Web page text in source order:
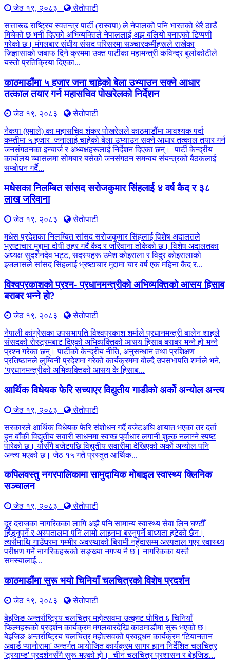
जेठ १९, २०८३
सेतोपाटी
सत्तारूढ राष्ट्रिय स्वतन्त्र पार्टी (रास्वपा) ले नेपालको पनि भारतको धेरै ठाउँ
मिचेको छ भनी दिएको अभिव्यक्तिले नेपाललाई अझ बलियो बनाएको टिप्पणी
गरेको छ। मंगलबार संघीय संसद परिसरमा सञ्चारकर्मीहरूले राखेका
जिज्ञासाको जबाफ दिने क्रममा उक्त पार्टीका महामन्त्री कविन्द्र बुर्लाकोटीले
यस्तो प्रतिक्रिया दिएका...
काठमाडौंमा ५ हजार जना चाहेको बेला उभ्याउन सक्ने आधार
तत्काल तयार गर्न महासचिव पोखरेलको निर्देशन
जेठ १९, २०८३
सेतोपाटी
नेकपा (एमाले) का महासचिव शंकर पोखरेलले काठमाडौंमा आवश्यक पर्दा
कम्तीमा ५ हजार जनालाई चाहेको बेला उभ्याउन सक्ने आधार तत्काल तयार गर्न
जनसंगठनका इन्चार्ज र अध्यक्षहरूलाई निर्देशन दिएका छन्। पार्टी केन्द्रीय
कार्यालय च्यासलमा सोमबार बसेको जनसंगठन समन्वय संयन्त्रको बैठकलाई
सम्बोधन गर्दै...
मधेसका निलम्बित सांसद सरोजकुमार सिंहलाई ४ वर्ष कैद र ३८
लाख जरिवाना
जेठ १९, २०८३
सेतोपाटी
मधेस प्रदेशका निलम्बित सांसद सरोजकुमार सिंहलाई विशेष अदालतले
भ्रष्टाचार मुद्दामा दोषी ठहर गर्दै कैद र जरिवाना तोकेको छ। विशेष अदालतका
अध्यक्ष सुदर्शनदेव भट्ट, सदस्यहरू उमेश कोइराला र विदुर कोइरालाको
इजलासले सांसद सिंहलाई भ्रष्टाचार मुद्दामा चार वर्ष एक महिना कैद र...
विश्वप्रकाशको प्रश्न- प्रधानमन्त्रीको अभिव्यक्तिको आसय हिसाब
बराबर भन्ने हो?
जेठ १९, २०८३
सेतोपाटी
नेपाली कांग्रेसका उपसभापति विश्वप्रकाश शर्माले प्रधानमन्त्री बालेन शाहले
संसदको रोस्ट्रमबाट दिएको अभिव्यक्तिको आसय हिसाब बराबर भन्ने हो भन्ने
प्रश्न गरेका छन्। पार्टीको केन्द्रीय नीति, अनुसन्धान तथा प्रशिक्षण
प्रतिष्ठानले लुम्बिनी प्रदेशमा गरेको कार्यक्रममा बोल्दै उपसभापति शर्माले भने,
‘प्रधानमन्त्रीको अभिव्यक्तिको आसय के हिसाब...
आर्थिक विधेयक फेरि सच्याएर विद्युतीय गाडीको अर्को अन्योल अन्त्य
जेठ १९, २०८३
सेतोपाटी
सरकारले आर्थिक विधेयक फेरि संशोधन गर्दै बजेटअघि आयात भएका तर दर्ता
हुन बाँकी विद्युतीय सवारी साधनमा स्वच्छ पूर्वाधार लगानी शुल्क नलाग्ने स्पष्ट
पारेको छ। योसँगै बजेटपछि विद्युतीय सवारीमा देखिएको अर्को अन्योल पनि
अन्त्य भएको छ। जेठ १५ गते प्रस्तुत आर्थिक...
कपिलवस्तु नगरपालिकामा सामुदायिक मोबाइल स्वास्थ्य क्लिनिक
सञ्चालन
जेठ १९, २०८३
सेतोपाटी
दूर दराजका नागरिकका लागि अझै पनि सामान्य स्वास्थ्य सेवा लिन घण्टौँ
हिँड्नुपर्ने र अस्पतालमा पनि लामो लाइनमा बस्नुपर्ने बाध्यता हटेको छैन।
त्यसैमाथि गाउँघरमा गम्भीर अवस्थाको बिरामी नहुँदासम्म अस्पताल गएर स्वास्थ्य
परीक्षण गर्ने नागरिकहरूको सङ्ख्या नगण्य नै छ। नागरिकका यस्तै
समस्यालाई...
काठमाडौंमा सुरू भयो चिनियाँ चलचित्रको विशेष प्रदर्शन
जेठ १९, २०८३
सेतोपाटी
बेइजिङ अन्तर्राष्ट्रिय चलचित्र महोत्सवमा उत्कृष्ट घोषित ६ चिनियाँ
फिल्महरूको प्रदर्शन कार्यक्रम मंगलबारदेखि काठमाडौंमा सुरू भएको छ।
बेइजिङ अन्तर्राष्ट्रिय चलचित्र महोत्सवको प्रवद्र्धन कार्यक्रम 'टियानतान
अवार्ड प्यानोरामा' अन्तर्गत आयोजित कार्यक्रम सागर झान निर्देशित चलचित्र
'ट्रयाप्ड' प्रदर्शनसँगै सुरू भएको हो। चीन चलचित्र प्रशासन र बेइजिङ...